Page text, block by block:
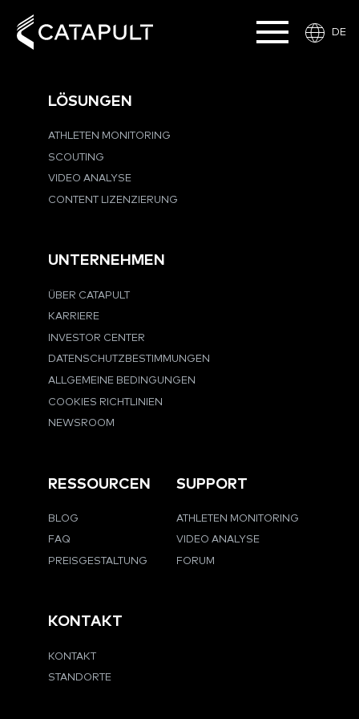
DE
LÖSUNGEN
ATHLETEN MONITORING
SCOUTING
VIDEO ANALYSE
CONTENT LIZENZIERUNG
UNTERNEHMEN
ÜBER CATAPULT
KARRIERE
INVESTOR CENTER
DATENSCHUTZBESTIMMUNGEN
ALLGEMEINE BEDINGUNGEN
COOKIES RICHTLINIEN
NEWSROOM
RESSOURCEN
BLOG
FAQ
PREISGESTALTUNG
SUPPORT
ATHLETEN MONITORING
VIDEO ANALYSE
FORUM
KONTAKT
KONTAKT
STANDORTE